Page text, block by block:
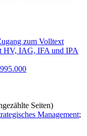
zum Volltext
HV, IAG, IFA und IPA
995.000
Seiten)
Management;